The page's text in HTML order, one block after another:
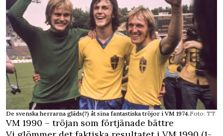
De svenska herrarna gläds(?) åt sina fantastiska tröjor i VM 1974.Foto: TT
VM 1990 – tröjan som förtjänade bättre